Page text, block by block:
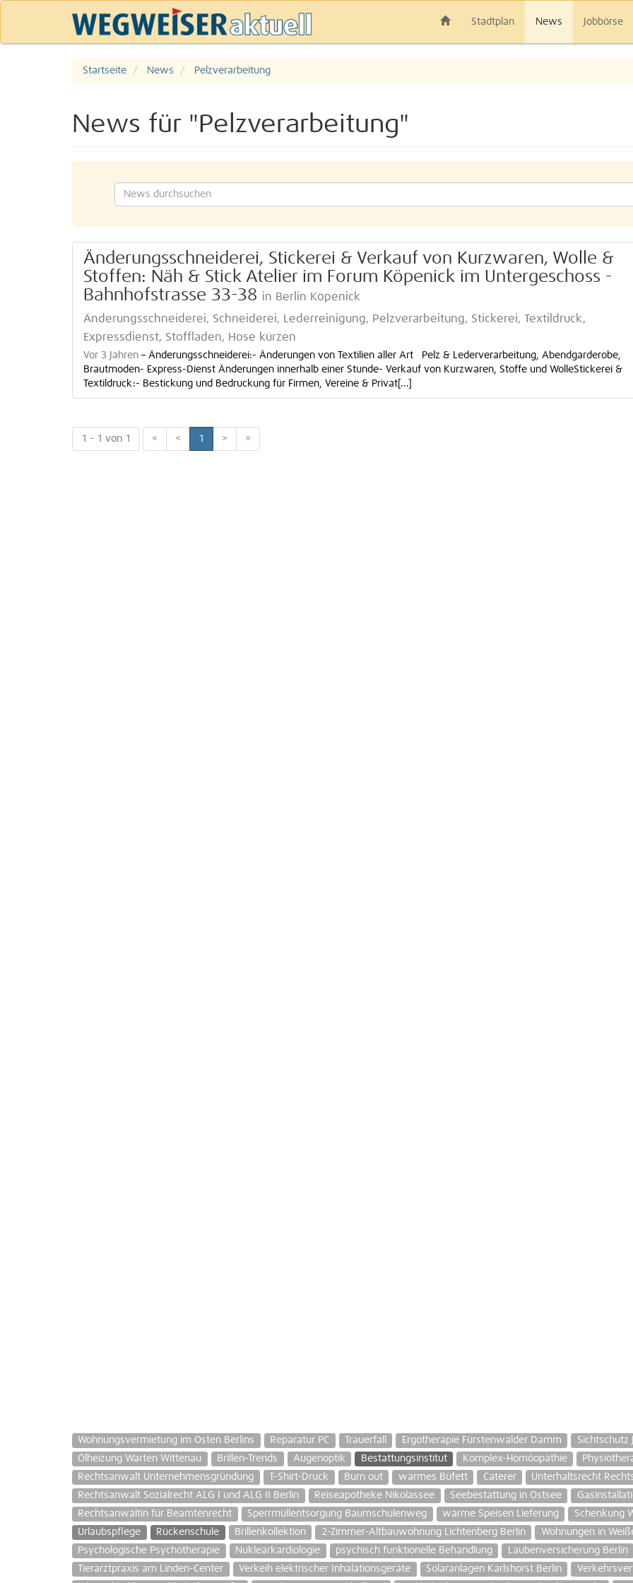
Stadtplan News Jobbörse
Startseite News Pelzverarbeitung
News für "Pelzverarbeitung"
Änderungsschneiderei, Stickerei & Verkauf von Kurzwaren, Wolle &
Stoffen: Näh & Stick Atelier im Forum Köpenick im Untergeschoss -
Bahnhofstrasse 33-38 in Berlin Köpenick
Änderungsschneiderei, Schneiderei, Lederreinigung, Pelzverarbeitung, Stickerei, Textildruck,
Expressdienst, Stoffladen, Hose kürzen
Vor 3 Jahren – Änderungsschneiderei:- Änderungen von Textilien aller Art Pelz & Lederverarbeitung, Abendgarderobe,
Brautmoden- Express-Dienst Änderungen innerhalb einer Stunde- Verkauf von Kurzwaren, Stoffe und WolleStickerei &
Textildruck:- Bestickung und Bedruckung für Firmen, Vereine & Privat[...]
1 - 1 von 1 « < 1 > »
Wohnungsvermietung im Osten Berlins Reparatur PC Trauerfall Ergotherapie Fürstenwalder Damm Sichtschutz
Ölheizung Warten Wittenau
Brillen-Trends Augenoptik Bestattungsinstitut Komplex-Homöopathie
Rechtsanwalt Unternehmensgründung
T-Shirt-Druck Burn out warmes Büfett Caterer
Unterhaltsrecht
Rechtsanwalt Sozialrecht ALG I und ALG II Berlin
Reiseapotheke Nikolassee Seebestattung in Ostsee
Rechtsanwältin für Beamtenrecht
Sperrmüllentsorgung Baumschulenweg warme Speisen Lieferung Schenkung
Urlaubspflege
Rückenschule Brillenkollektion 2-Zimmer-Altbauwohnung Lichtenberg Berlin Wohnungen in
Psychologische Psychotherapie
Nuklearkardiologie psychisch funktionelle Behandlung Laubenversicherung Berlin
Tierarztpraxis am Linden-Center
Verkeih elektrischer Inhalationsgeräte Solaranlagen Karlshorst Berlin